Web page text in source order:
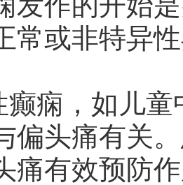
常或非特异
癫痫，如儿
偏头痛有关
痛有效预防